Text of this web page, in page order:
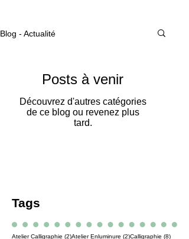
Blog - Actualité
Posts à venir
Découvrez d'autres catégories
de ce blog ou revenez plus
tard.
Tags
Atelier Calligraphie (2)2 posts
Atelier Enluminure (2)2 posts
Calligraphie (8)8 posts